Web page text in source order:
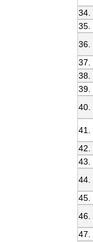
34.
35.
36.
37.
38.
39.
40.
41.
42.
43.
44.
45.
46.
47.